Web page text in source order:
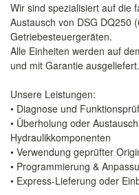
Wir sind spezialisiert auf die
Austausch von DSG DQ250
Getriebesteuergeräten.
Alle Einheiten werden auf
und mit Garantie ausgeliefert.
Unsere Leistungen:
• Diagnose und
• Überholung oder
Hydraulikkomponenten
• Verwendung geprüfter
• Programmierung &
• Express-Lieferung oder